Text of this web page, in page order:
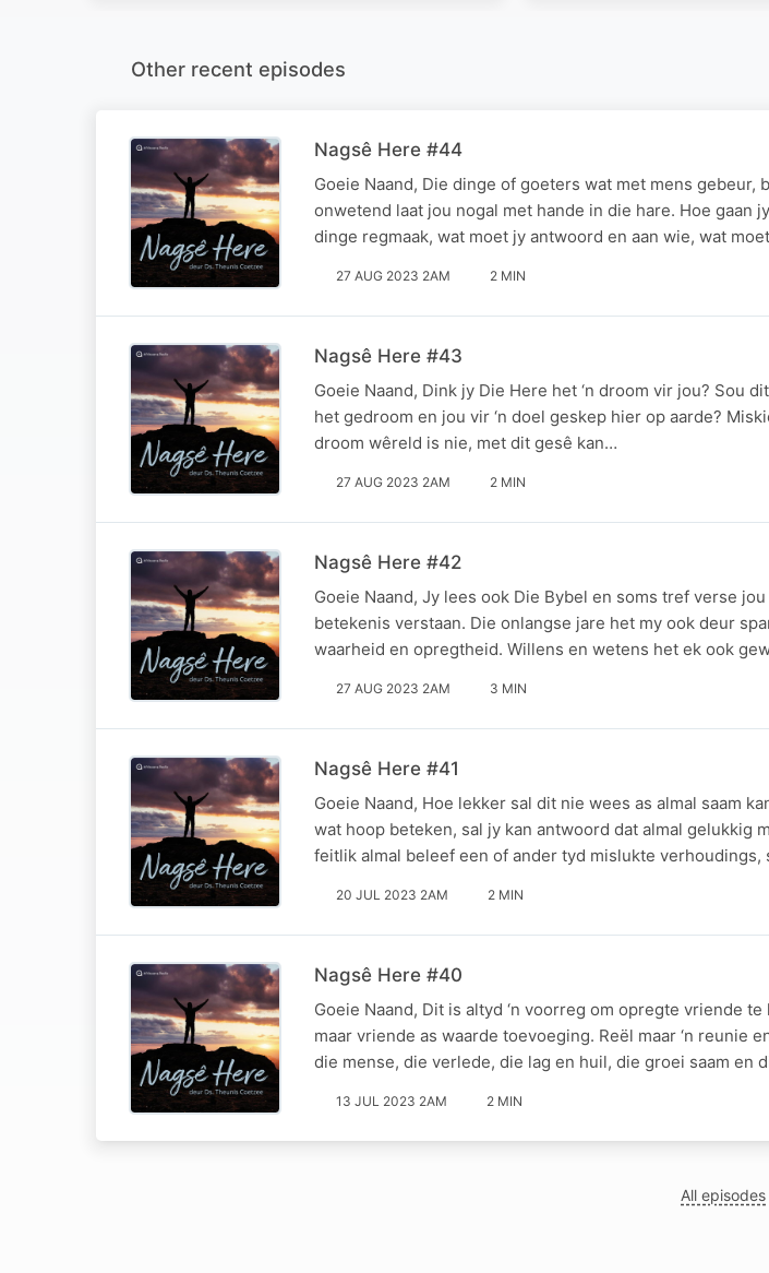
Other recent episodes
Nagsê Here #44
Goeie Naand, Die dinge of goeters wat met mens
onwetend laat jou nogal met hande in die hare. Hoe gaan
dinge regmaak, wat moet jy antwoord en aan wie, wat
27 AUG 2023 2AM 2 MIN
Nagsê Here #43
Goeie Naand, Dink jy Die Here het ‘n droom vir jou? Sou
het gedroom en jou vir ‘n doel geskep hier op aarde?
droom wêreld is nie, met dit gesê kan…
27 AUG 2023 2AM 2 MIN
Nagsê Here #42
Goeie Naand, Jy lees ook Die Bybel en soms tref verse
betekenis verstaan. Die onlangse jare het my ook deur
waarheid en opregtheid. Willens en wetens het ek ook
27 AUG 2023 2AM 3 MIN
Nagsê Here #41
Goeie Naand, Hoe lekker sal dit nie wees as almal saam
wat hoop beteken, sal jy kan antwoord dat almal gelukkig
feitlik almal beleef een of ander tyd mislukte
20 JUL 2023 2AM 2 MIN
Nagsê Here #40
Goeie Naand, Dit is altyd ‘n voorreg om opregte vriende
maar vriende as waarde toevoeging. Reël maar ‘n reunie
die mense, die verlede, die lag en huil, die groei saam en
13 JUL 2023 2AM 2 MIN
All episodes